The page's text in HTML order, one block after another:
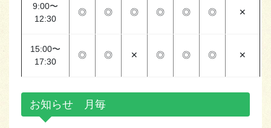
9:00〜
12:30
◎ ◎ ◎ ◎ ◎ ◎ ✕
15:00〜
17:30
◎ ◎ ✕ ◎ ◎ ◎ ✕
お知らせ 月毎